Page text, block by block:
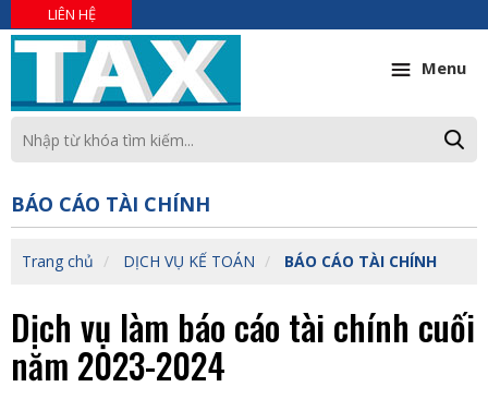
LIÊN HỆ
Menu
BÁO CÁO TÀI CHÍNH
Trang chủ DỊCH VỤ KẾ TOÁN BÁO CÁO TÀI CHÍNH
Dịch vụ làm báo cáo tài chính cuối
năm 2023-2024